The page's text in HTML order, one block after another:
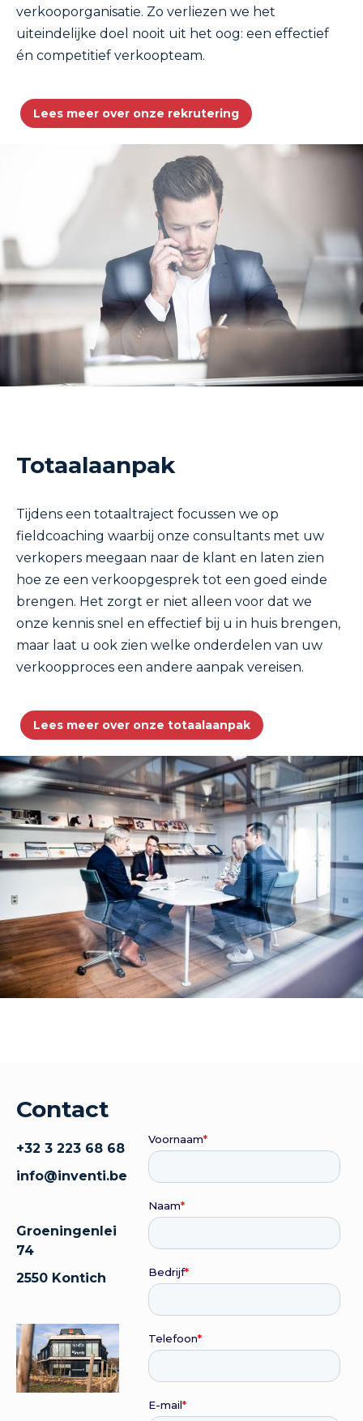
verkooporganisatie. Zo verliezen we het
uiteindelijke doel nooit uit het oog: een effectief
én competitief verkoopteam.
Lees meer over onze rekrutering
Totaalaanpak
Tijdens een totaaltraject focussen we op
fieldcoaching waarbij onze consultants met uw
verkopers meegaan naar de klant en laten zien
hoe ze een verkoopgesprek tot een goed einde
brengen. Het zorgt er niet alleen voor dat we
onze kennis snel en effectief bij u in huis brengen,
maar laat u ook zien welke onderdelen van uw
verkoopproces een andere aanpak vereisen.
Lees meer over onze totaalaanpak
Contact
+32 3 223 68 68
info@inventi.be
Groeningenlei
74
2550 Kontich